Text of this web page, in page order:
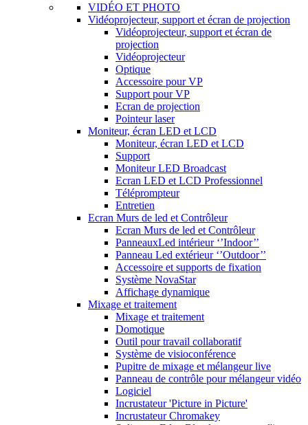
VIDÉO ET PHOTO
Vidéoprojecteur, support et écran de projection
Vidéoprojecteur, support et écran de
projection
Vidéoprojecteur
Optique
Accessoire pour VP
Support pour VP
Ecran de projection
Pointeur laser
Moniteur, écran LED et LCD
Moniteur, écran LED et LCD
Support
Moniteur LED Broadcast
Ecran LED et LCD Professionnel
Téléprompteur
Entretien
Ecran Murs de led et Contrôleur
Ecran Murs de led et Contrôleur
PanneauxLed intérieur ‘’Indoor’’
Panneau Led extérieur ‘’Outdoor’’
Accessoire et supports de fixation
Système NovaStar
Affichage dynamique
Mixage et traitement
Mixage et traitement
Domotique
Outil pour travail collaboratif
Système de visioconférence
Pupitre de mixage et mélangeur live
Panneau de contrôle pour mélangeur vidéo
Logiciel
Incrustateur 'Picture in Picture'
Incrustateur Chromakey